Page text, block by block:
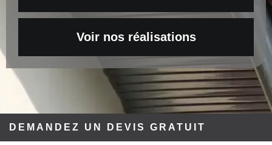
Voir nos réalisations
DEMANDEZ UN DEVIS GRATUIT